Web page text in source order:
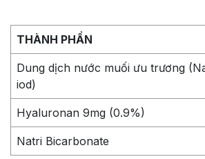
THÀNH PHẦN
Dung dịch nước muối ưu trương
iod)
Hyaluronan 9mg (0.9%)
Natri Bicarbonate